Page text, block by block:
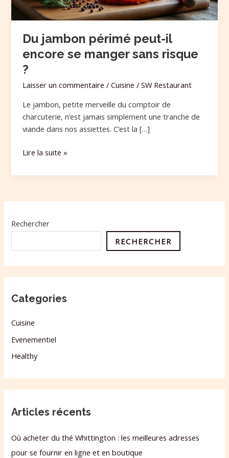
Du jambon périmé peut-il
encore se manger sans risque
?
Laisser un commentaire /Cuisine /SW Restaurant
Le jambon, petite merveille du comptoir de
charcuterie, n’est jamais simplement une tranche de
viande dans nos assiettes. C’est la […]
sans
risque
Lire la suite »
Rechercher
RECHERCHER
Categories
Cuisine
Evenementiel
Healthy
Articles récents
Où acheter du thé Whittington : les meilleures adresses
pour se fournir en ligne et en boutique